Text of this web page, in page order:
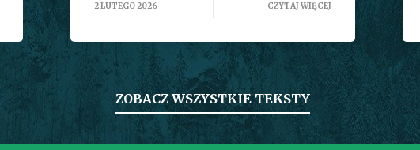
2 LUTEGO 2026 CZYTAJ WIĘCEJ
ZOBACZ WSZYSTKIE TEKSTY